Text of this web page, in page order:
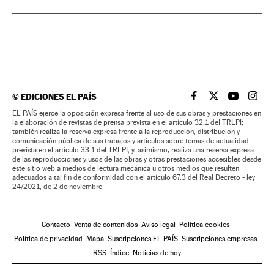
©EDICIONES EL PAÍS EL PAÍS BRASIL EN
EL PAÍSEL PAÍS
EL
EL PAÍS ejerce la oposición expresa frente al uso de sus obras y prestaciones en
la elaboración de revistas de prensa prevista en el artículo 32.1 del TRLPI;
también realiza la reserva expresa frente a la reproducción, distribución y
comunicación pública de sus trabajos y artículos sobre temas de actualidad
prevista en el artículo 33.1 del TRLPI; y, asimismo, realiza una reserva expresa
de las reproducciones y usos de las obras y otras prestaciones accesibles desde
este sitio web a medios de lectura mecánica u otros medios que resulten
adecuados a tal fin de conformidad con el artículo 67.3 del Real Decreto - ley
24/2021, de 2 de noviembre
Contacto Venta de contenidos Aviso legal Política cookies
Política de privacidad Mapa Suscripciones EL PAÍS Suscripciones empresas
RSS Índice Noticias de hoy